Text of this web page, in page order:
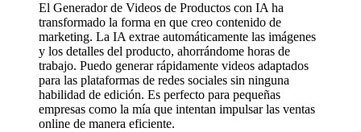
El Generador de Videos de Productos con IA ha
transformado la forma en que creo contenido de
marketing. La IA extrae automáticamente las imágenes
y los detalles del producto, ahorrándome horas de
trabajo. Puedo generar rápidamente videos adaptados
para las plataformas de redes sociales sin ninguna
habilidad de edición. Es perfecto para pequeñas
empresas como la mía que intentan impulsar las ventas
online de manera eficiente.